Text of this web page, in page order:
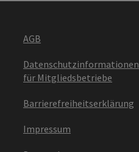
AGB
Datenschutzinformationen
für Mitgliedsbetriebe
Barrierefreiheitserklärung
Impressum